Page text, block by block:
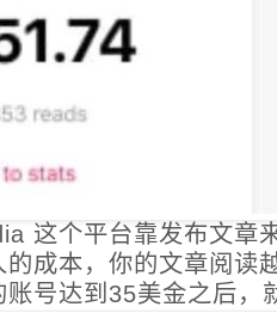
这个平台靠发布文章
的成本，你的文章阅读
账号达到35美金之后，